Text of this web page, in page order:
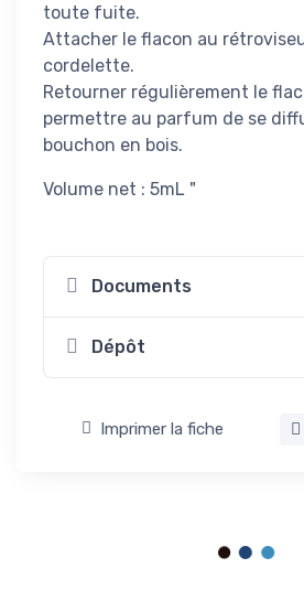
toute fuite.
Attacher le flacon au
cordelette.
Retourner régulièrement le
permettre au parfum de se
bouchon en bois.
Volume net : 5mL "
Documents
Dépôt
Imprimer la fiche